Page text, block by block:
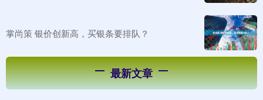
掌尚策 银价创新高，买银条要排队？
最新文章